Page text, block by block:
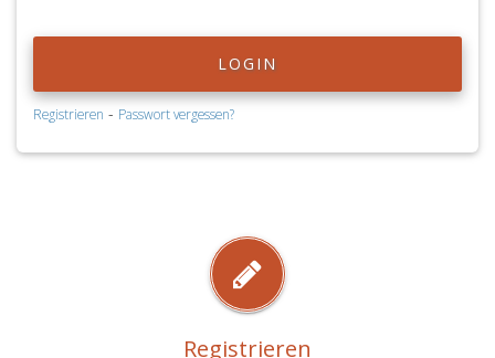
LOGIN
Registrieren - Passwort vergessen?
Registrieren